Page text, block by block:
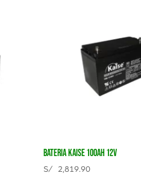
BATERIA KAISE 100AH 12V
S/ 2,819.90